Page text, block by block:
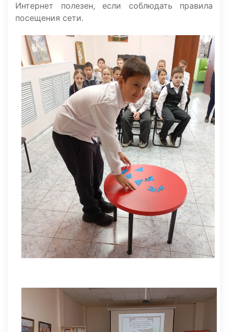
Интернет полезен, если соблюдать правила
посещения сети.